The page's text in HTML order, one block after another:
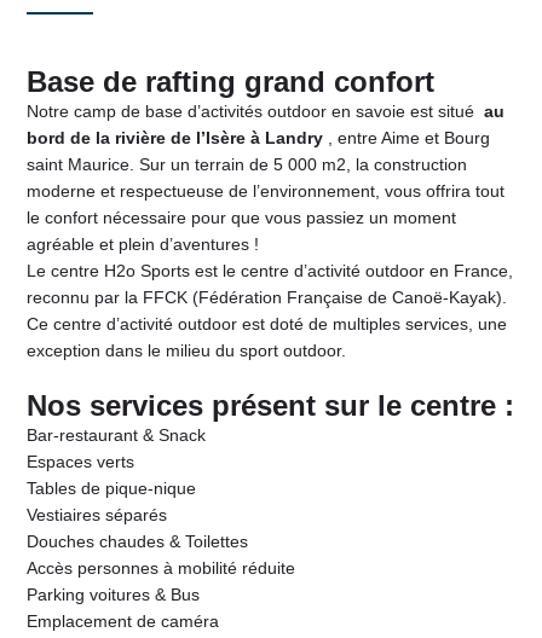
Base de rafting grand confort
Notre camp de base d’activités outdoor en savoie est situéau
bord de la rivière de l’Isère à Landry , entre Aime et Bourg
saint Maurice.Sur un terrain de 5 000 m2, la construction
moderne et respectueuse de l’environnement, vous offrira tout
le confort nécessaire pour que vous passiez un moment
agréable et plein d’aventures !
Le centre H2o Sports est le centre d’activité outdoor en France,
reconnu par la FFCK (Fédération Française de Canoë-Kayak).
Ce centre d’activité outdoor est doté de multiples services, une
exception dans le milieu du sport outdoor.
Nos services présent sur le centre :
Bar-restaurant & Snack
Espaces verts
Tables de pique-nique
Vestiaires séparés
Douches chaudes & Toilettes
Accès personnes à mobilité réduite
Parking voitures & Bus
Emplacement de caméra